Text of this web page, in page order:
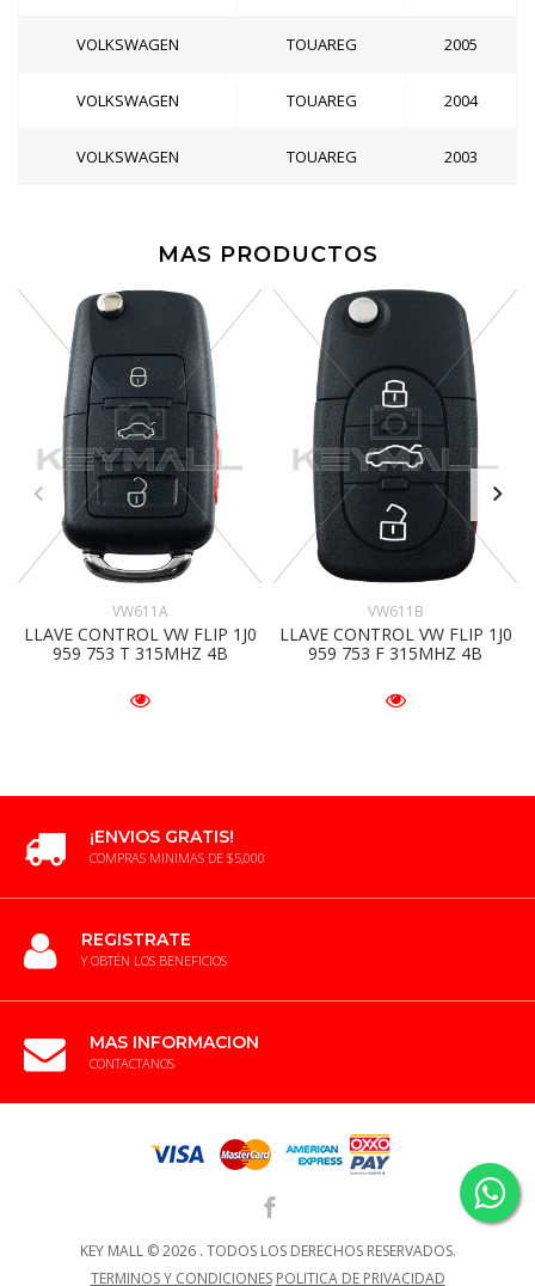
VOLKSWAGEN TOUAREG 2005
VOLKSWAGEN TOUAREG 2004
VOLKSWAGEN TOUAREG 2003
MAS PRODUCTOS
VW611A
LLAVE CONTROL VW FLIP 1J0
959 753 T 315MHZ 4B
VW611B
LLAVE CONTROL VW FLIP 1J0
959 753 F 315MHZ 4B
¡ENVIOS GRATIS!
COMPRAS MINIMAS DE $5,000
REGISTRATE
Y OBTÉN LOS BENEFICIOS
MAS INFORMACION
CONTACTANOS
KEY MALL ©2026 . TODOS LOS DERECHOS RESERVADOS.
TERMINOS Y CONDICIONES POLITICA DE PRIVACIDAD